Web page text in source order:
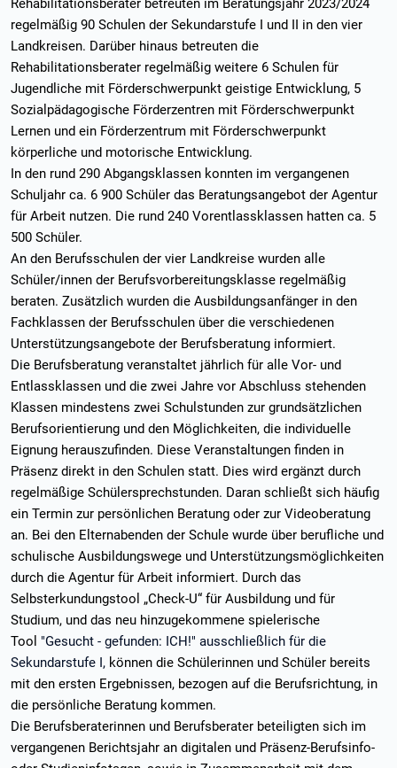
Rehabilitationsberater betreuten im Beratungsjahr 2023/2024
regelmäßig 90 Schulen der Sekundarstufe I und II in den vier
Landkreisen. Darüber hinaus betreuten die
Rehabilitationsberater regelmäßig weitere 6 Schulen für
Jugendliche mit Förderschwerpunkt geistige Entwicklung, 5
Sozialpädagogische Förderzentren mit Förderschwerpunkt
Lernen und ein Förderzentrum mit Förderschwerpunkt
körperliche und motorische Entwicklung.
In den rund 290 Abgangsklassen konnten im vergangenen
Schuljahr ca. 6 900 Schüler das Beratungsangebot der Agentur
für Arbeit nutzen. Die rund 240 Vorentlassklassen hatten ca. 5
500 Schüler.
An den Berufsschulen der vier Landkreise wurden alle
Schüler/innen der Berufsvorbereitungsklasse regelmäßig
beraten. Zusätzlich wurden die Ausbildungsanfänger in den
Fachklassen der Berufsschulen über die verschiedenen
Unterstützungsangebote der Berufsberatung informiert.
Die Berufsberatung veranstaltet jährlich für alle Vor- und
Entlassklassen und die zwei Jahre vor Abschluss stehenden
Klassen mindestens zwei Schulstunden zur grundsätzlichen
Berufsorientierung und den Möglichkeiten, die individuelle
Eignung herauszufinden. Diese Veranstaltungen finden in
Präsenz direkt in den Schulen statt. Dies wird ergänzt durch
regelmäßige Schülersprechstunden. Daran schließt sich häufig
ein Termin zur persönlichen Beratung oder zur Videoberatung
an. Bei den Elternabenden der Schule wurde über berufliche und
schulische Ausbildungswege und Unterstützungsmöglichkeiten
durch die Agentur für Arbeit informiert. Durch das
Selbsterkundungstool „Check-U“ für Ausbildung und für
Studium, und das neu hinzugekommene spielerische
Tool "Gesucht - gefunden: ICH!" ausschließlich für die
Sekundarstufe I, können die Schülerinnen und Schüler bereits
mit den ersten Ergebnissen, bezogen auf die Berufsrichtung, in
die persönliche Beratung kommen.
Die Berufsberaterinnen und Berufsberater beteiligten sich im
vergangenen Berichtsjahr an digitalen und Präsenz-Berufsinfo-